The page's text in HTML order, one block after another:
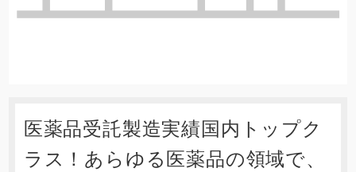
医薬品受託製造実績国内トップク
ラス！あらゆる医薬品の領域で、